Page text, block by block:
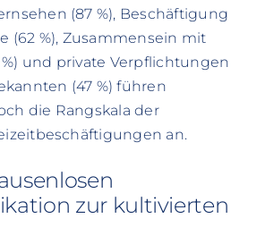
(87 %), Beschäftigung
(62 %), Zusammensein mit
und private Verpflichtungen
(47 %) führen
die Rangskala der
an.
zur kultivierten